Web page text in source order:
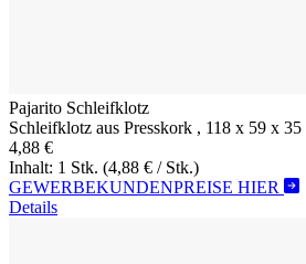
Pajarito Schleifklotz
Schleifklotz aus Presskork , 118 x 59 x 35
4,88 €
Inhalt: 1 Stk. (4,88 € / Stk.)
GEWERBEKUNDENPREISE HIER
Details